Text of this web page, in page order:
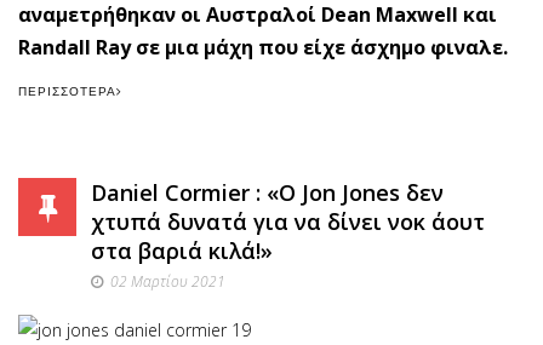
αναμετρήθηκαν οι Αυστραλοί Dean Maxwell και
Randall Ray σε μια μάχη που είχε άσχημο φιναλε.
ΠΕΡΙΣΣΌΤΕΡΑ
Daniel Cormier : «Ο Jon Jones δεν
χτυπά δυνατά για να δίνει νοκ άουτ
στα βαριά κιλά!»
02 Μαρτίου 2021